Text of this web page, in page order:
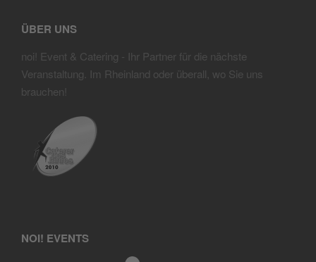
ÜBER UNS
noi! Event & Catering - Ihr Partner für die nächste
Veranstaltung. Im Rheinland oder überall, wo Sie uns
brauchen!
NOI! EVENTS